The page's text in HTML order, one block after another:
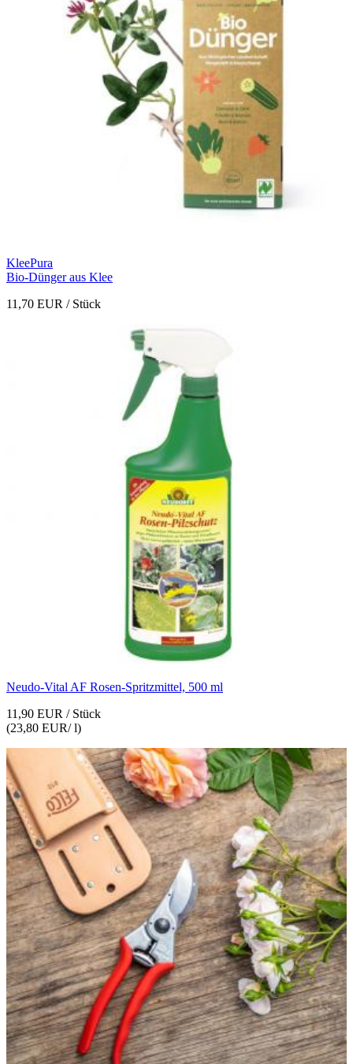
KleePura
Bio-Dünger aus Klee
11,70 EUR / Stück
Neudo-Vital AF Rosen-Spritzmittel, 500 ml
11,90 EUR / Stück
(23,80 EUR/ l)